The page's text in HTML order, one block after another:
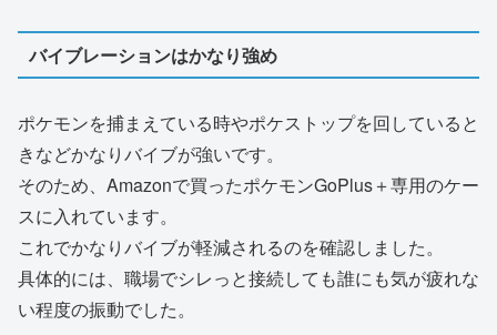
バイブレーションはかなり強め
ポケモンを捕まえている時やポケストップを回していると
きなどかなりバイブが強いです。
そのため、Amazonで買ったポケモンGoPlus＋専用のケー
スに入れています。
これでかなりバイブが軽減されるのを確認しました。
具体的には、職場でシレっと接続しても誰にも気が疲れな
い程度の振動でした。